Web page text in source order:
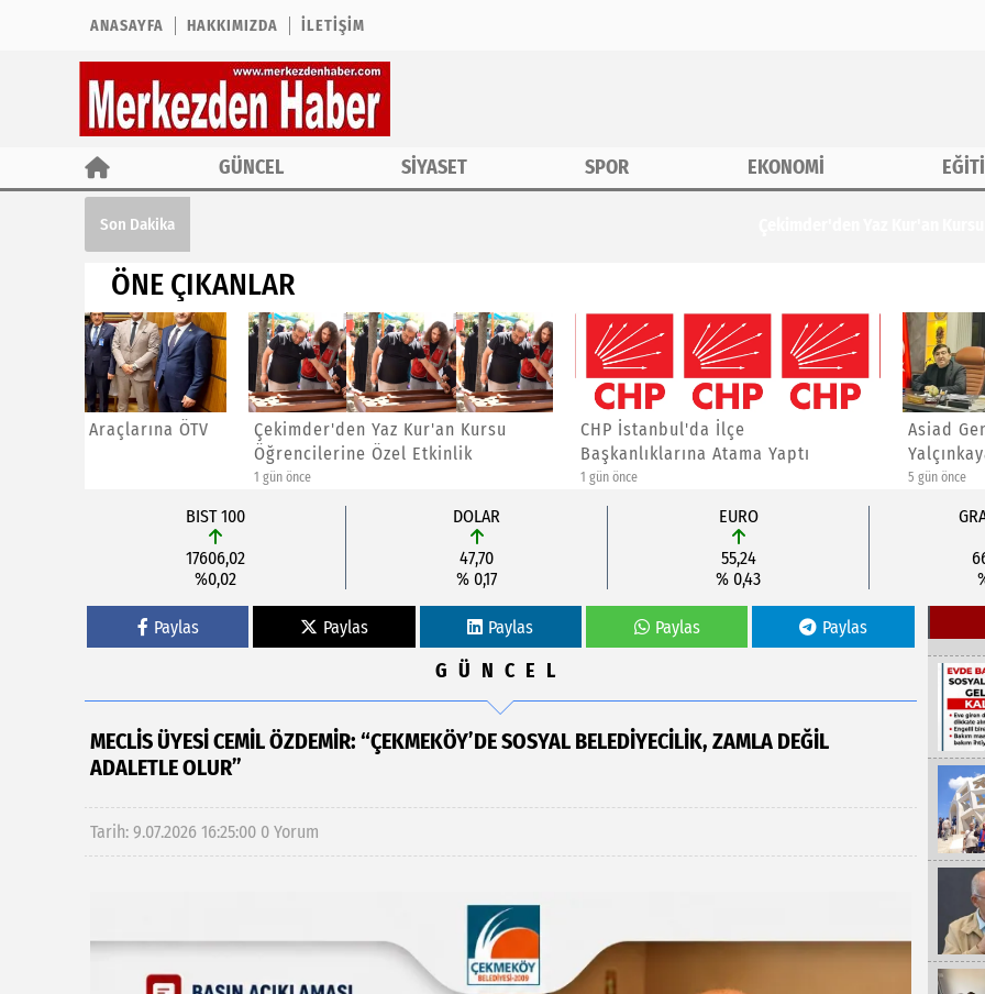
ANASAYFA HAKKIMIZDA İLETIŞIM
GÜNCEL SİYASET SPOR EKONOMİ
Son Dakika
ÖNE ÇIKANLAR
Çekimder'den Yaz Kur'an Kursu
Öğrencilerine Özel Etkinlik
CHP İstanbul'da İlçe
Başkanlıklarına Atama Yaptı
Asiad Genel Başkanı Yücel
Yalçınkaya'ya Yeni Görev
BIST 100
17606,02
%0,02
DOLAR
47,70
% 0,17
EURO
55,24
% 0,43
Paylas Paylas Paylas Paylas Paylas
GÜNCEL
MECLİS ÜYESİ CEMİL ÖZDEMİR: “ÇEKMEKÖY’DE SOSYAL BELEDİYECİLİK, ZAMLA DEĞİL
ADALETLE OLUR”
Tarih: 9.07.2026 16:25:00 0 Yorum